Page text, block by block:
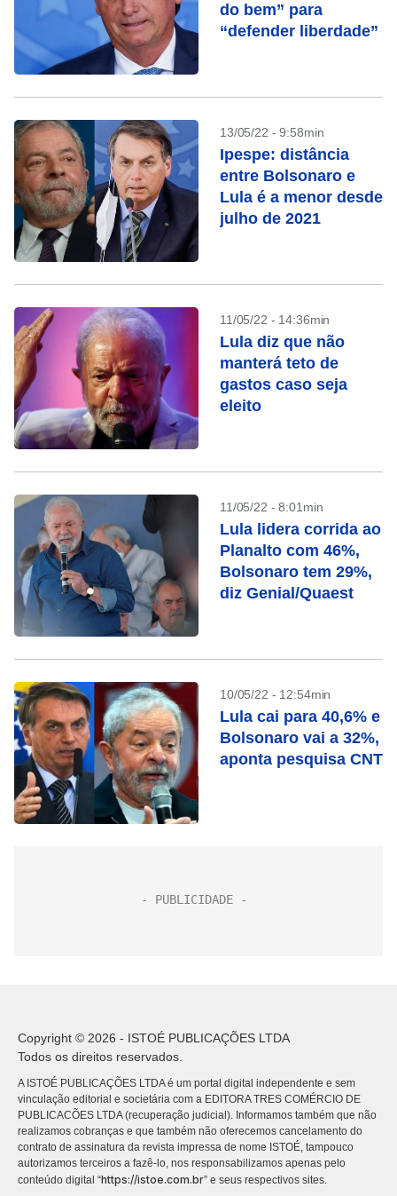
do bem” para
“defender liberdade”
13/05/22 - 9:58min
Ipespe: distância
entre Bolsonaro e
Lula é a menor desde
julho de 2021
11/05/22 - 14:36min
Lula diz que não
manterá teto de
gastos caso seja
eleito
11/05/22 - 8:01min
Lula lidera corrida ao
Planalto com 46%,
Bolsonaro tem 29%,
diz Genial/Quaest
10/05/22 - 12:54min
Lula cai para 40,6% e
Bolsonaro vai a 32%,
aponta pesquisa CNT
Copyright © 2026 - ISTOÉ PUBLICAÇÕES LTDA
Todos os direitos reservados.
A ISTOÉ PUBLICAÇÕES LTDA é um portal digital independente e sem
vinculação editorial e societária com a EDITORA TRES COMÉRCIO DE
PUBLICACÕES LTDA (recuperação judicial). Informamos também que não
realizamos cobranças e que também não oferecemos cancelamento do
contrato de assinatura da revista impressa de nome ISTOÉ, tampouco
autorizamos terceiros a fazê-lo, nos responsabilizamos apenas pelo
conteúdo digital “https://istoe.com.br” e seus respectivos sites.